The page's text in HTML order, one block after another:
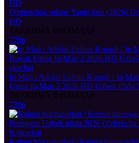
O'rgimchak odam: Yangi kun (2026)
HD
ТАРЖИМА ФИЛМЛАР
720p
Ip Man : Adolat Uchun Kurash / Ip
Ustoz Ip Man 2 2026 HD Uzbek tilida
ТАРЖИМА ФИЛМЛАР
720p